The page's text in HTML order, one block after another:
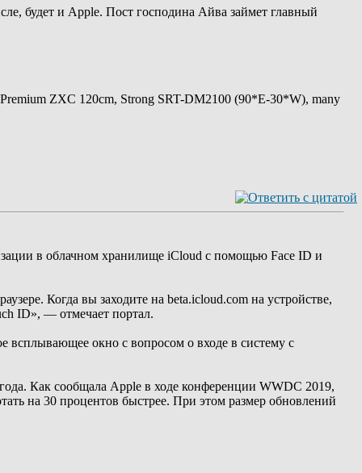
будет и Apple. Пост господина Айва займет главный
ZXC 120cm, Strong SRT-DM2100 (90*E-30*W), many
в облачном хранилище iCloud с помощью Face ID и
Когда вы заходите на beta.icloud.com на устройстве,
ID», — отмечает портал.
всплывающее окно с вопросом о входе в систему с
Как сообщала Apple в ходе конференции WWDC 2019,
на 30 процентов быстрее. При этом размер обновлений